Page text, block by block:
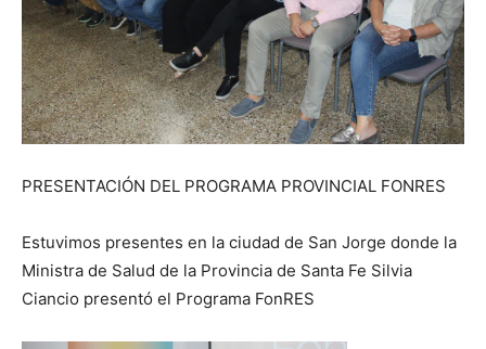
PRESENTACIÓN DEL PROGRAMA PROVINCIAL FONRES
Estuvimos presentes en la ciudad de San Jorge donde la
Ministra de Salud de la Provincia de Santa Fe Silvia
Ciancio presentó el Programa FonRES